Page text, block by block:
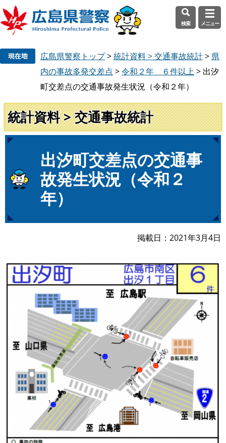
頭
で
す
。
飛
ば
し
て
検索 メニュー
広島県警察トップ>統計資料 > 交通事故統計> 県
内の事故多発交差点 >令和２年 ６件以上> 出汐
町交差点の交通事故発生状況（令和２年）
統計資料 > 交通事故統計
出汐町交差点の交通事
故発生状況（令和２
年）
掲載日 2021年3月4日